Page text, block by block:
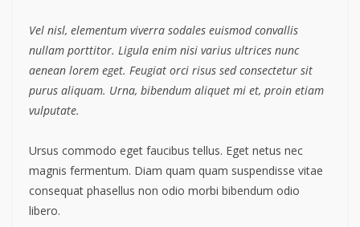
Vel nisl, elementum viverra sodales euismod convallis
nullam porttitor. Ligula enim nisi varius ultrices nunc
aenean lorem eget. Feugiat orci risus sed consectetur sit
purus aliquam. Urna, bibendum aliquet mi et, proin etiam
vulputate.
Ursus commodo eget faucibus tellus. Eget netus nec
magnis fermentum. Diam quam quam suspendisse vitae
consequat phasellus non odio morbi bibendum odio
libero.